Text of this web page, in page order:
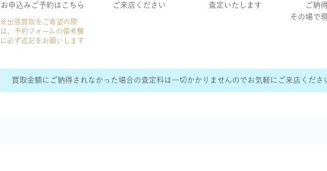
お申込み ご予約はこちら
※出張買取をご希望の際
は、予約フォームの備考欄
に必ず追記をお願いします
ご来店ください
査定いたします
ご納
その場で
買取金額にご納得されなかった場合の査定料は一切かかりませんのでお気軽にご来店くださ